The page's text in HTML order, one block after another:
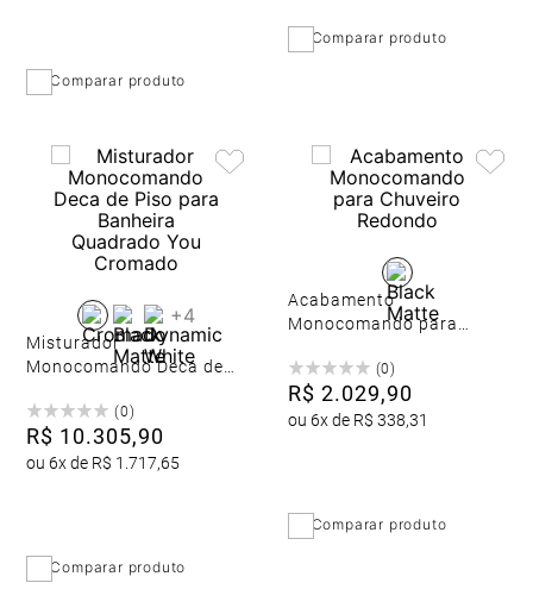
Comparar produto
Comparar produto
+4
Misturador
Monocomando Deca de
Quadrado You Cromado
(0 )
R$ 10.305,90
ou6x de R$ 1 .717,65
Comparar produto
Acabamento
Monocomando para
(0 )
R$ 2.029,90
ou 6x de R$ 338,31
Comparar produto